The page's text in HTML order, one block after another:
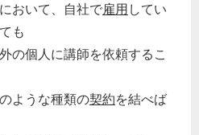
おいて、自社で雇用 してい
も
の個人に講師を依頼するこ
ような種類の契約を結べば